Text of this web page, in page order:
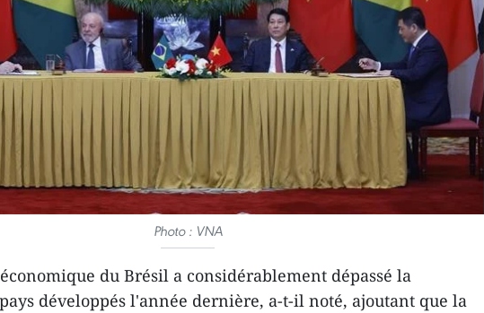
Photo : VNA
du Brésil a considérablement dépassé la
développés l'année dernière, a-t-il noté, ajoutant que la